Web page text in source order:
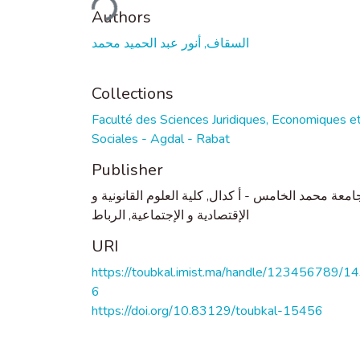
Authors
السقاف, أنور عبد الحميد محمد
Collections
Faculté des Sciences Juridiques, Economiques
Sociales - Agdal - Rabat
Publisher
محمد الخامس - أ كدال, كلية العلوم القانونية و
الإقتصادية و الإجتماعية, الرباط
URI
https://toubkal.imist.ma/handle/123456789/
6
https://doi.org/10.83129/toubkal-15456